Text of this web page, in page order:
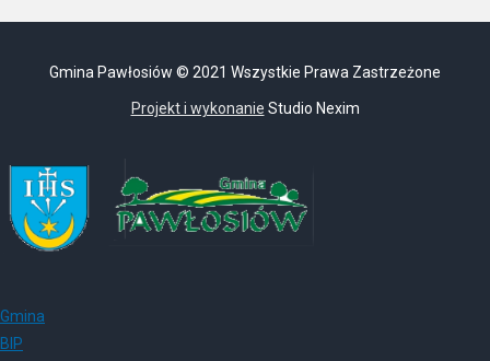
Gmina Pawłosiów © 2021 Wszystkie Prawa Zastrzeżone
Projekt i wykonanie Studio Nexim
Gmina
BIP